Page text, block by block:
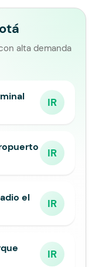
alta demanda
IR
IR
el
IR
IR